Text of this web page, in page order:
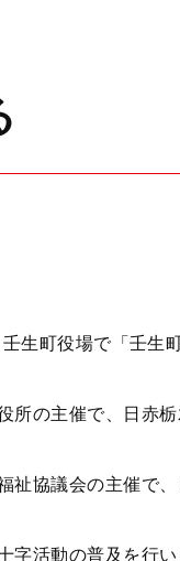
町役場で「壬生
の主催で、日赤
協議会の主催で
活動の普及を行い